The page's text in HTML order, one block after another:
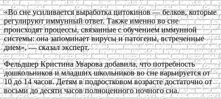
«Во сне усиливается выработка цитокинов — белков, которые
регулируют иммунный ответ. Также именно во сне
происходят процессы, связанные с обучением иммунной
системы: она запоминает вирусы и патогены, встреченные
днем», — сказал эксперт.
Фельдшер Кристина Уварова добавила, что потребность
дошкольников и младших школьников во сне варьируется от
10 до 14 часов. Детям в подростковом возрасте достаточно от
восьми до десяти часов полноценного ночного сна.